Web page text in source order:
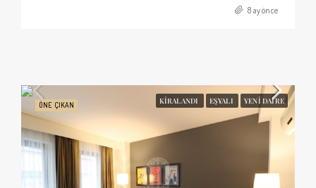
8 ay önce
ÖNE ÇIKAN KIRALANDI EŞYALI YENI DAIRE